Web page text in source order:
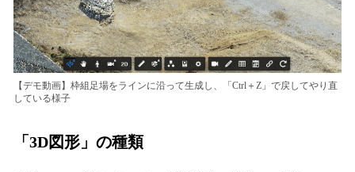
【デモ動画】枠組足場をラインに沿って生成し、「Ctrl＋Z」で戻してやり直
している様子
「3D図形」の種類